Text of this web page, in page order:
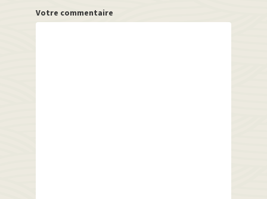
Votre commentaire